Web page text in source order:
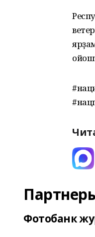
Фотобанк